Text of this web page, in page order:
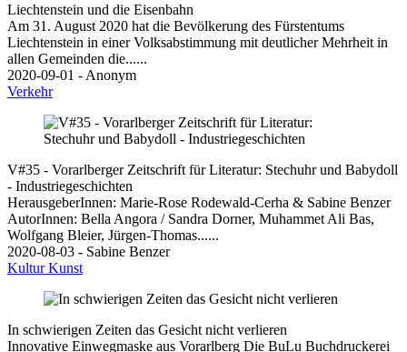
Liechtenstein und die Eisenbahn
Am 31. August 2020 hat die Bevölkerung des Fürstentums
Liechtenstein in einer Volksabstimmung mit deutlicher Mehrheit in
allen Gemeinden die......
2020-09-01 - Anonym
Verkehr
V#35 - Vorarlberger Zeitschrift für Literatur: Stechuhr und Babydoll
- Industriegeschichten
HerausgeberInnen: Marie-Rose Rodewald-Cerha & Sabine Benzer
AutorInnen: Bella Angora / Sandra Dorner, Muhammet Ali Bas,
Wolfgang Bleier, Jürgen-Thomas......
2020-08-03 - Sabine Benzer
KulturKunst
In schwierigen Zeiten das Gesicht nicht verlieren
Innovative Einwegmaske aus Vorarlberg Die BuLu Buchdruckerei